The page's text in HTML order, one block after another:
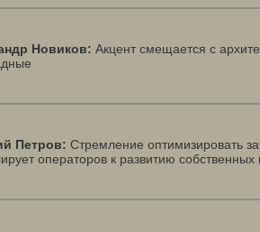
Новиков: Акцент смещается с
Петров: Стремление оптимизировать
операторов к развитию